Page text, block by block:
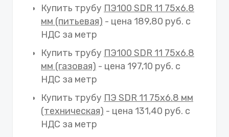
Купить трубу ПЭ100 SDR 11 75х6.8
мм (питьевая) - цена 189,80 руб. с
НДС за метр
Купить трубу ПЭ100 SDR 11 75х6.8
мм (газовая) - цена 197,10 руб. с
НДС за метр
Купить трубу ПЭ SDR 11 75х6.8 мм
(техническая) - цена 131,40 руб. с
НДС за метр